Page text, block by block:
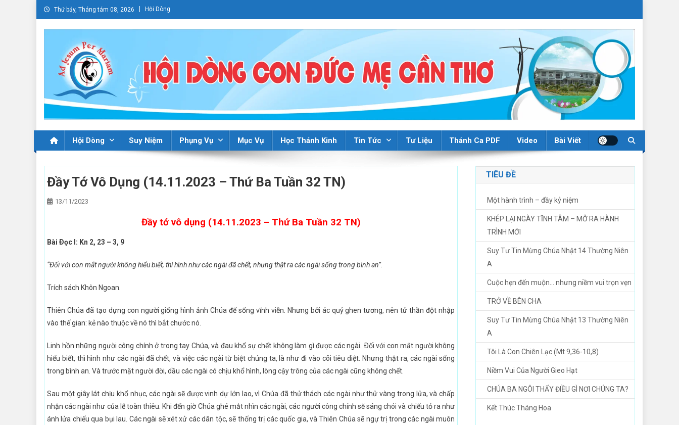
Skip
to
content
Thứ bảy, Tháng tám 08, 2026 Hội Dòng
Hội Dòng Suy Niệm Phụng Vụ Mục Vụ Học Thánh Kinh Tin Tức Tư Liệu Thánh Ca PDF Video Bài Viết
Đầy Tớ Vô Dụng (14.11.2023 – Thứ Ba Tuần 32 TN)
13/11/2023
Đầy tớ vô dụng (14.11.2023 – Thứ Ba Tuần 32 TN)
Bài Ðọc I: Kn 2, 23 – 3, 9
“Ðối với con mắt người không hiểu biết, thì hình như các ngài đã chết, nhưng thật ra các ngài sống trong bình an”.
Trích sách Khôn Ngoan.
Thiên Chúa đã tạo dựng con người giống hình ảnh Chúa để sống vĩnh viễn. Nhưng bởi ác quỷ ghen tương, nên tử thần đột nhập
vào thế gian: kẻ nào thuộc về nó thì bắt chước nó.
Linh hồn những người công chính ở trong tay Chúa, và đau khổ sự chết không làm gì được các ngài. Ðối với con mắt người không
hiểu biết, thì hình như các ngài đã chết, và việc các ngài từ biệt chúng ta, là như đi vào cõi tiêu diệt. Nhưng thật ra, các ngài sống
trong bình an. Và trước mặt người đời, dầu các ngài có chịu khổ hình, lòng cậy trông của các ngài cũng không chết.
Sau một giây lát chịu khổ nhục, các ngài sẽ được vinh dự lớn lao, vì Chúa đã thử thách các ngài như thử vàng trong lửa, và chấp
nhận các ngài như của lễ toàn thiêu. Khi đến giờ Chúa ghé mắt nhìn các ngài, các người công chính sẽ sáng chói và chiếu tỏ ra như
ánh lửa chiếu qua bụi lau. Các ngài sẽ xét xử các dân tộc, sẽ thống trị các quốc gia, và Thiên Chúa sẽ ngự trị trong các ngài muôn
TIÊU ĐỀ
Một hành trình – đầy kỷ niệm
KHÉP LẠI NGÀY TĨNH TÂM – MỞ RA HÀNH
TRÌNH MỚI
Suy Tư Tin Mừng Chúa Nhật 14 Thường Niên
A
Cuộc hẹn đến muộn… nhưng niềm vui trọn vẹn
TRỞ VỀ BÊN CHA
Suy Tư Tin Mừng Chúa Nhật 13 Thường Niên
A
Tôi Là Con Chiên Lạc (Mt 9,36-10,8)
Niềm Vui Của Người Gieo Hạt
CHÚA BA NGÔI THẤY ĐIỀU GÌ NƠI CHÚNG TA?
Kết Thúc Tháng Hoa